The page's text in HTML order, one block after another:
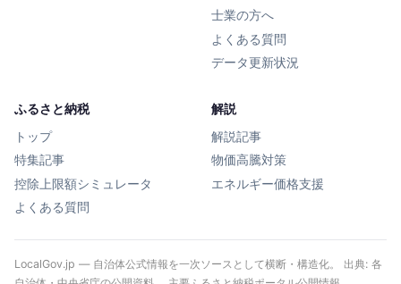
士業の方へ
よくある質問
データ更新状況
ふるさと納税
トップ
特集記事
控除上限額シミュレータ
よくある質問
解説
解説記事
物価高騰対策
エネルギー価格支援
LocalGov.jp — 自治体公式情報を一次ソースとして横断・構造化。 出典: 各